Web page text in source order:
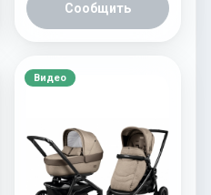
Сообщить
Видео